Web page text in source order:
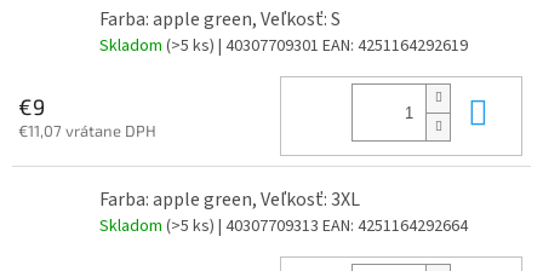
Farba: apple green, Veľkosť: S
Skladom (>5 ks) | 40307709301 EAN: 4251164292619
€9
€11,07 vrátane DPH
Farba: apple green, Veľkosť: 3XL
Skladom (>5 ks) | 40307709313 EAN: 4251164292664